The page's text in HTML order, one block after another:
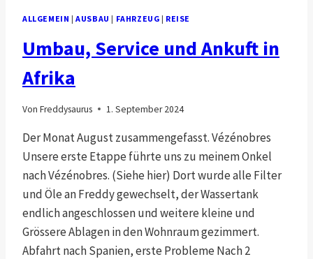
ALLGEMEIN |AUSBAU | FAHRZEUG | REISE
Umbau, Service und Ankuft in
Afrika
Von Freddysaurus 1. September 2024
Der Monat August zusammengefasst. Vézénobres
Unsere erste Etappe führte uns zu meinem Onkel
nach Vézénobres. (Siehe hier) Dort wurde alle Filter
und Öle an Freddy gewechselt, der Wassertank
endlich angeschlossen und weitere kleine und
Grössere Ablagen in den Wohnraum gezimmert.
Abfahrt nach Spanien, erste Probleme Nach 2